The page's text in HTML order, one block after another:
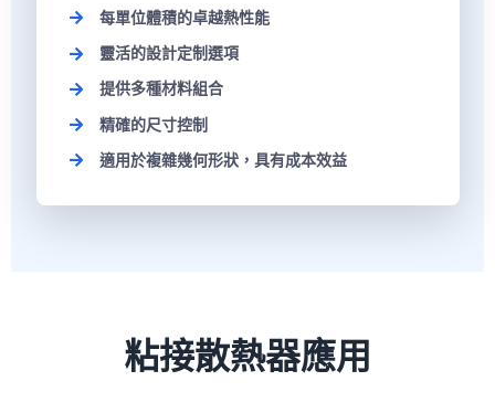
每單位體積的卓越熱性能
靈活的設計定制選項
提供多種材料組合
精確的尺寸控制
適用於複雜幾何形狀，具有成本效益
粘接散熱器應用